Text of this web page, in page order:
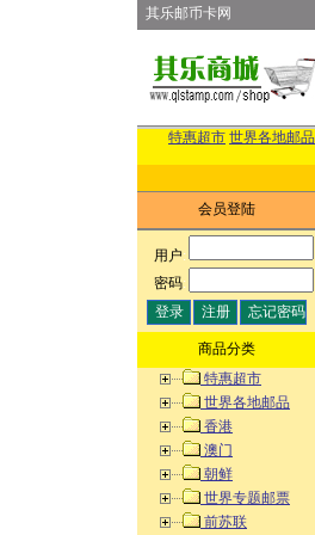
其乐邮币卡网
特惠超市 世界各地邮品
会员登陆
用户:
密码:
商品分类
特惠超市
世界各地邮品
香港
澳门
朝鲜
世界专题邮票
前苏联